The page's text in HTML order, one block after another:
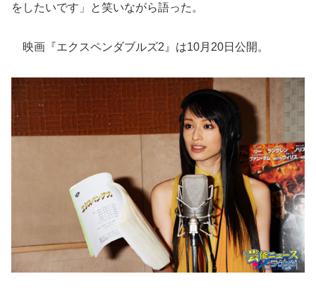
をしたいです」と笑いながら語った。
映画『エクスペンダブルズ2』は10月20日公開。